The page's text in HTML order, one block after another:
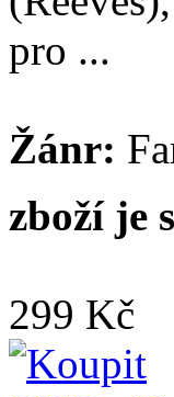
pro ...
Žánr:
zboží je
299 Kč